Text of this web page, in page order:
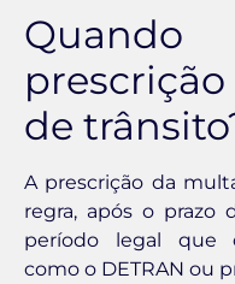
de
A prescrição da
regra, após o prazo
período legal que
como o DETRAN ou